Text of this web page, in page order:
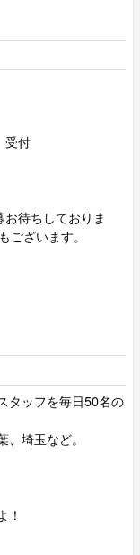
受付
お待ちしておりま
ざいます。
タッフを毎日50名の
埼玉など。
！